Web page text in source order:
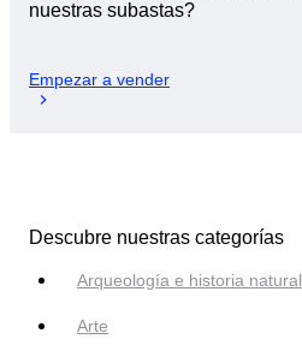
nuestras subastas?
Empezar a vender
Descubre nuestras categorías
Arqueología e historia natural
Arte